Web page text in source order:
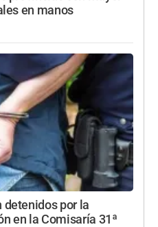
en manos
detenidos por la
en la Comisaría 31ª